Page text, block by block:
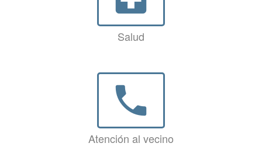
Salud
phone
Atención al vecino